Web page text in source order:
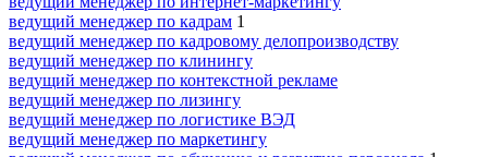
ведущий менеджер по кадрам 1
ведущий менеджер по кадровому делопроизводству
ведущий менеджер по клинингу
ведущий менеджер по контекстной рекламе
ведущий менеджер по лизингу
ведущий менеджер по логистике ВЭД
ведущий менеджер по маркетингу